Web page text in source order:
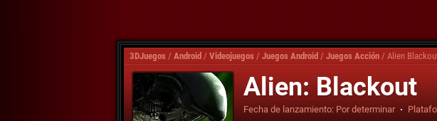
3DJuegos / Android / Videojuegos / Juegos Android / Juegos Acción / Alien
Alien: Blackout
Fecha de lanzamiento: Por determinar ·